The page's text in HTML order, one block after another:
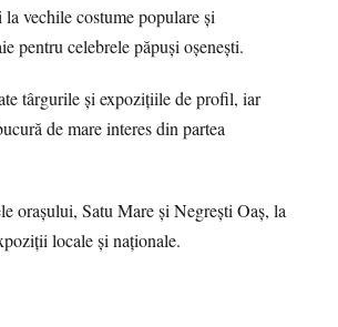
vechile costume populare și
pentru celebrele păpuși oșenești.
târgurile și expozițiile de profil, iar
de mare interes din partea
orașului, Satu Mare și Negrești Oaș, la
locale și naționale.